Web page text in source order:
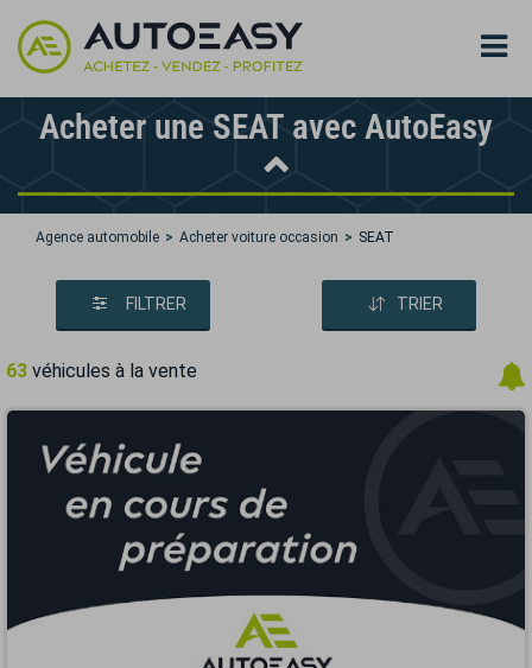
Acheter une SEAT avec AutoEasy
Agence automobile Acheter voiture occasion SEAT
FILTRER TRIER
63 véhicules à la vente